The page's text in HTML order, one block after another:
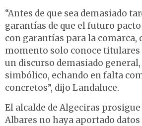
“Antes de que sea demasiado
garantías de que el futuro pacto
con garantías para la comarca,
momento solo conoce
un discurso demasiado
simbólico, echando en falta
concretos”, dijo Landaluce.
El alcalde de Algeciras
Albares no haya aportado